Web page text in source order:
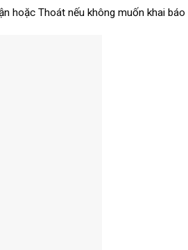
hoặc Thoát nếu không muốn khai báo